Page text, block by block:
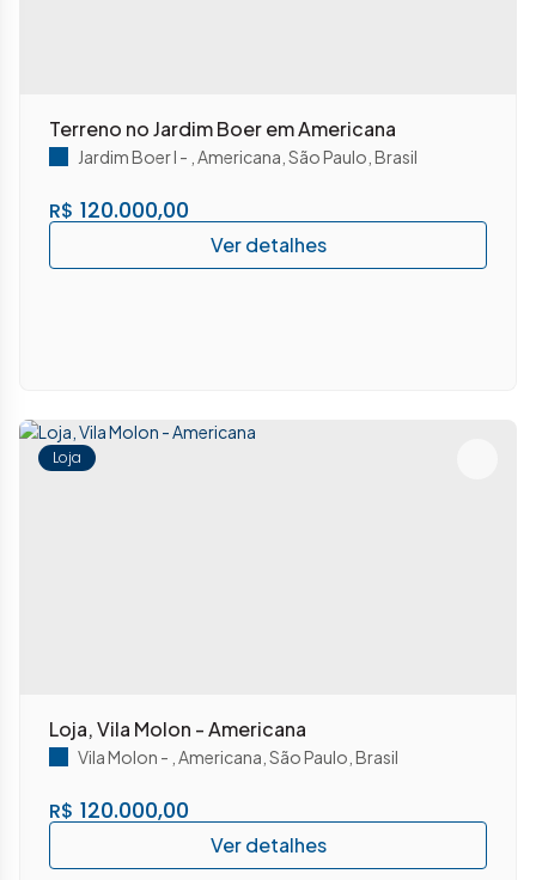
Terreno no Jardim Boer em Americana
R$ 120.000,00
Jardim Boer I Americana São Paulo Brasil
Loja
Loja, Vila Molon - Americana
R$ 120.000,00
Vila Molon Americana São Paulo Brasil